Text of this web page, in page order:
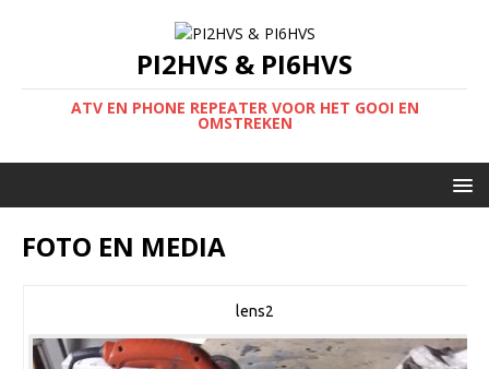
PI2HVS & PI6HVS
ATV EN PHONE REPEATER VOOR HET GOOI EN
OMSTREKEN
FOTO EN MEDIA
lens2